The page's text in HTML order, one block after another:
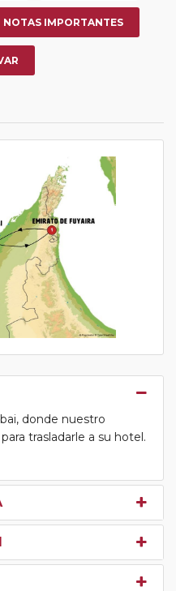
NOTAS IMPORTANTES
donde nuestro
trasladarle a su hotel.